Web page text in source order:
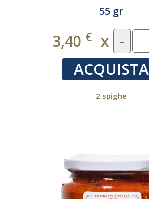
55 gr
3,40 € x -
ACQUISTA
2 spighe